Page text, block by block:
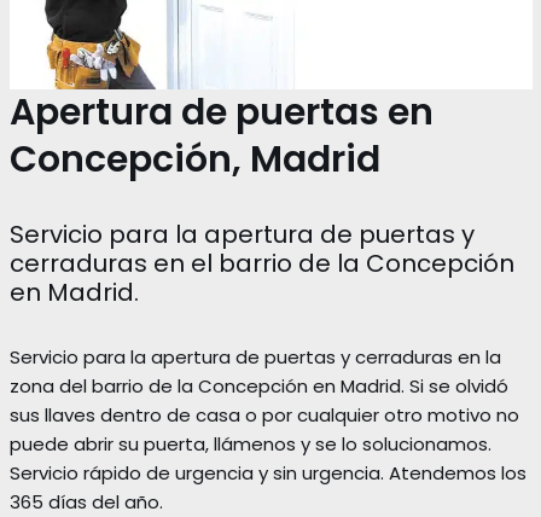
Apertura de puertas en
Concepción, Madrid
Servicio para la apertura de puertas y
cerraduras en el barrio de la Concepción
en Madrid.
Servicio para la apertura de puertas y cerraduras en la
zona del barrio de la Concepción en Madrid. Si se olvidó
sus llaves dentro de casa o por cualquier otro motivo no
puede abrir su puerta, llámenos y se lo solucionamos.
Servicio rápido de urgencia y sin urgencia. Atendemos los
365 días del año.